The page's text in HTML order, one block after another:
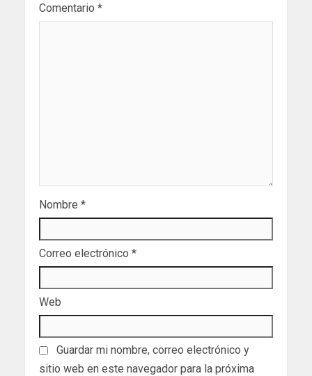
Comentario *
Nombre *
Correo electrónico *
Web
Guardar mi nombre, correo electrónico y
sitio web en este navegador para la próxima